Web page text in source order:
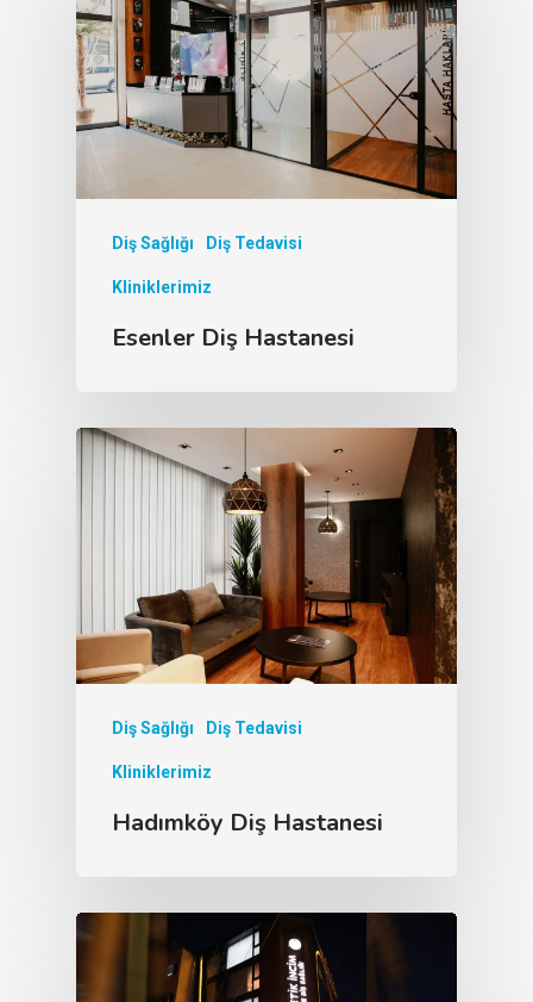
Diş Sağlığı Diş Tedavisi
Kliniklerimiz
Esenler Diş Hastanesi
Diş Sağlığı Diş Tedavisi
Kliniklerimiz
Hadımköy Diş Hastanesi